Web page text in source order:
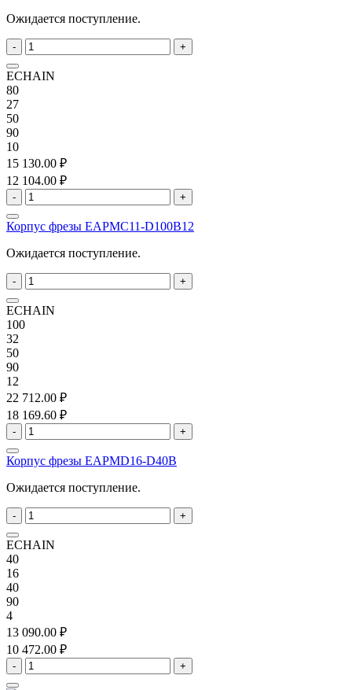
Ожидается поступление.
- +
ECHAIN
80
27
50
90
10
15 130.00 ₽
12 104.00 ₽
- +
Корпус фрезы EAPMC11-D100B12
Ожидается поступление.
- +
ECHAIN
100
32
50
90
12
22 712.00 ₽
18 169.60 ₽
- +
Корпус фрезы EAPMD16-D40B
Ожидается поступление.
- +
ECHAIN
40
16
40
90
4
13 090.00 ₽
10 472.00 ₽
- +